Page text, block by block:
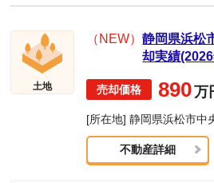
土地
（NEW）静岡県浜松
却実績
890万
[所在地] 静岡県浜松市中
不動産詳細